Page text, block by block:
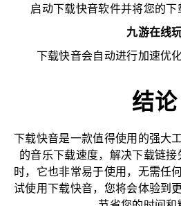
启动下载快音软件并将您的下
九游在线
下载快音会自动进行加速优
结论
下载快音是一款值得使用的强大
的音乐下载速度，解决下载链
时，它也非常易于使用，无需任
试使用下载快音，您将会体验到